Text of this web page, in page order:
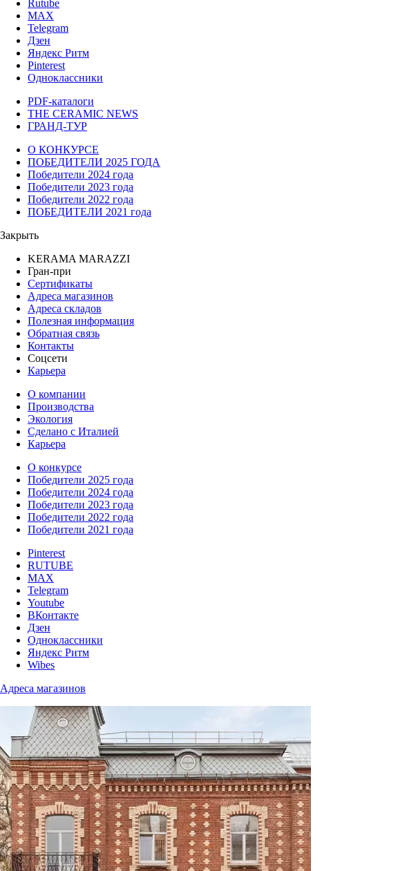
Rutube
MAX
Telegram
Дзен
Яндекс Ритм
Pinterest
Одноклассники
PDF-каталоги
THE CERAMIC NEWS
ГРАНД-ТУР
О КОНКУРСЕ
ПОБЕДИТЕЛИ 2025 ГОДА
Победители 2024 года
Победители 2023 года
Победители 2022 года
ПОБЕДИТЕЛИ 2021 года
Закрыть
KERAMA MARAZZI
Гран-при
Сертификаты
Адреса магазинов
Адреса складов
Полезная информация
Обратная связь
Контакты
Соцсети
Карьера
О компании
Производства
Экология
Сделано с Италией
Карьера
О конкурсе
Победители 2025 года
Победители 2024 года
Победители 2023 года
Победители 2022 года
Победители 2021 года
Pinterest
RUTUBE
MAX
Telegram
Youtube
ВКонтакте
Дзен
Одноклассники
Яндекс Ритм
Wibes
Адреса магазинов